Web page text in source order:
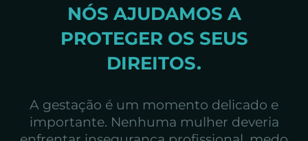
NÓS AJUDAMOS A
PROTEGER OS SEUS
DIREITOS.
A gestação é um momento delicado e
importante. Nenhuma mulher deveria